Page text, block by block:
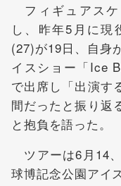
フィギュアス
し、昨年5月に現
(27)が19日、自身
イスショー「Ice
で出席し「出演す
間だったと振り返
と抱負を語った。
ツアーは6月14
球博記念公園アイ